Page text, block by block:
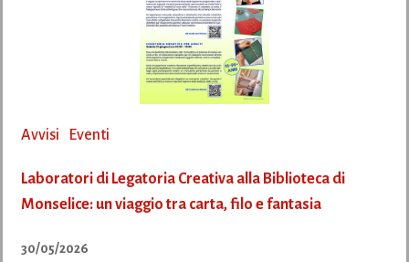
Avvisi Eventi
Laboratori di Legatoria Creativa alla Biblioteca di
Monselice: un viaggio tra carta, filo e fantasia
30/05/2026